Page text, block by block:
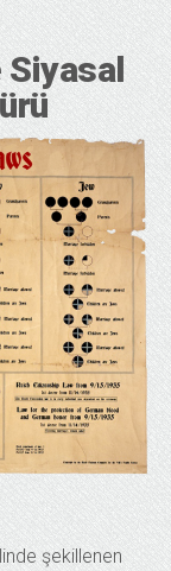
Siyasal
şekillenen